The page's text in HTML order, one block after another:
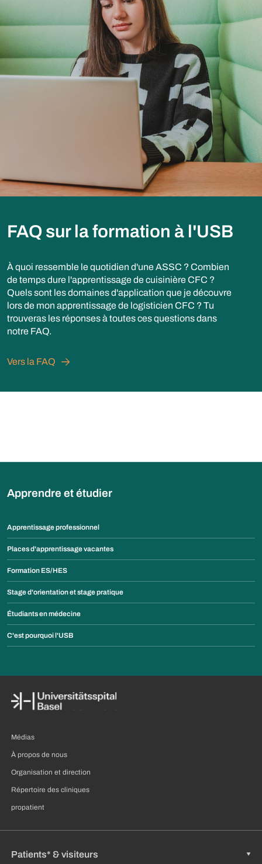
FAQ sur la formation à l'USB
À quoi ressemble le quotidien d'une ASSC ? Combien
de temps dure l'apprentissage de cuisinière CFC ?
Quels sont les domaines d'application que je découvre
lors de mon apprentissage de logisticien CFC ? Tu
trouveras les réponses à toutes ces questions dans
notre FAQ.
Vers la FAQ
Apprendre et étudier
Apprentissage professionnel
Places d'apprentissage vacantes
Formation ES/HES
Stage d'orientation et stage pratique
Étudiants en médecine
C'est pourquoi l'USB
Médias
À propos de nous
Organisation et direction
Répertoire des cliniques
propatient
Patients* & visiteurs